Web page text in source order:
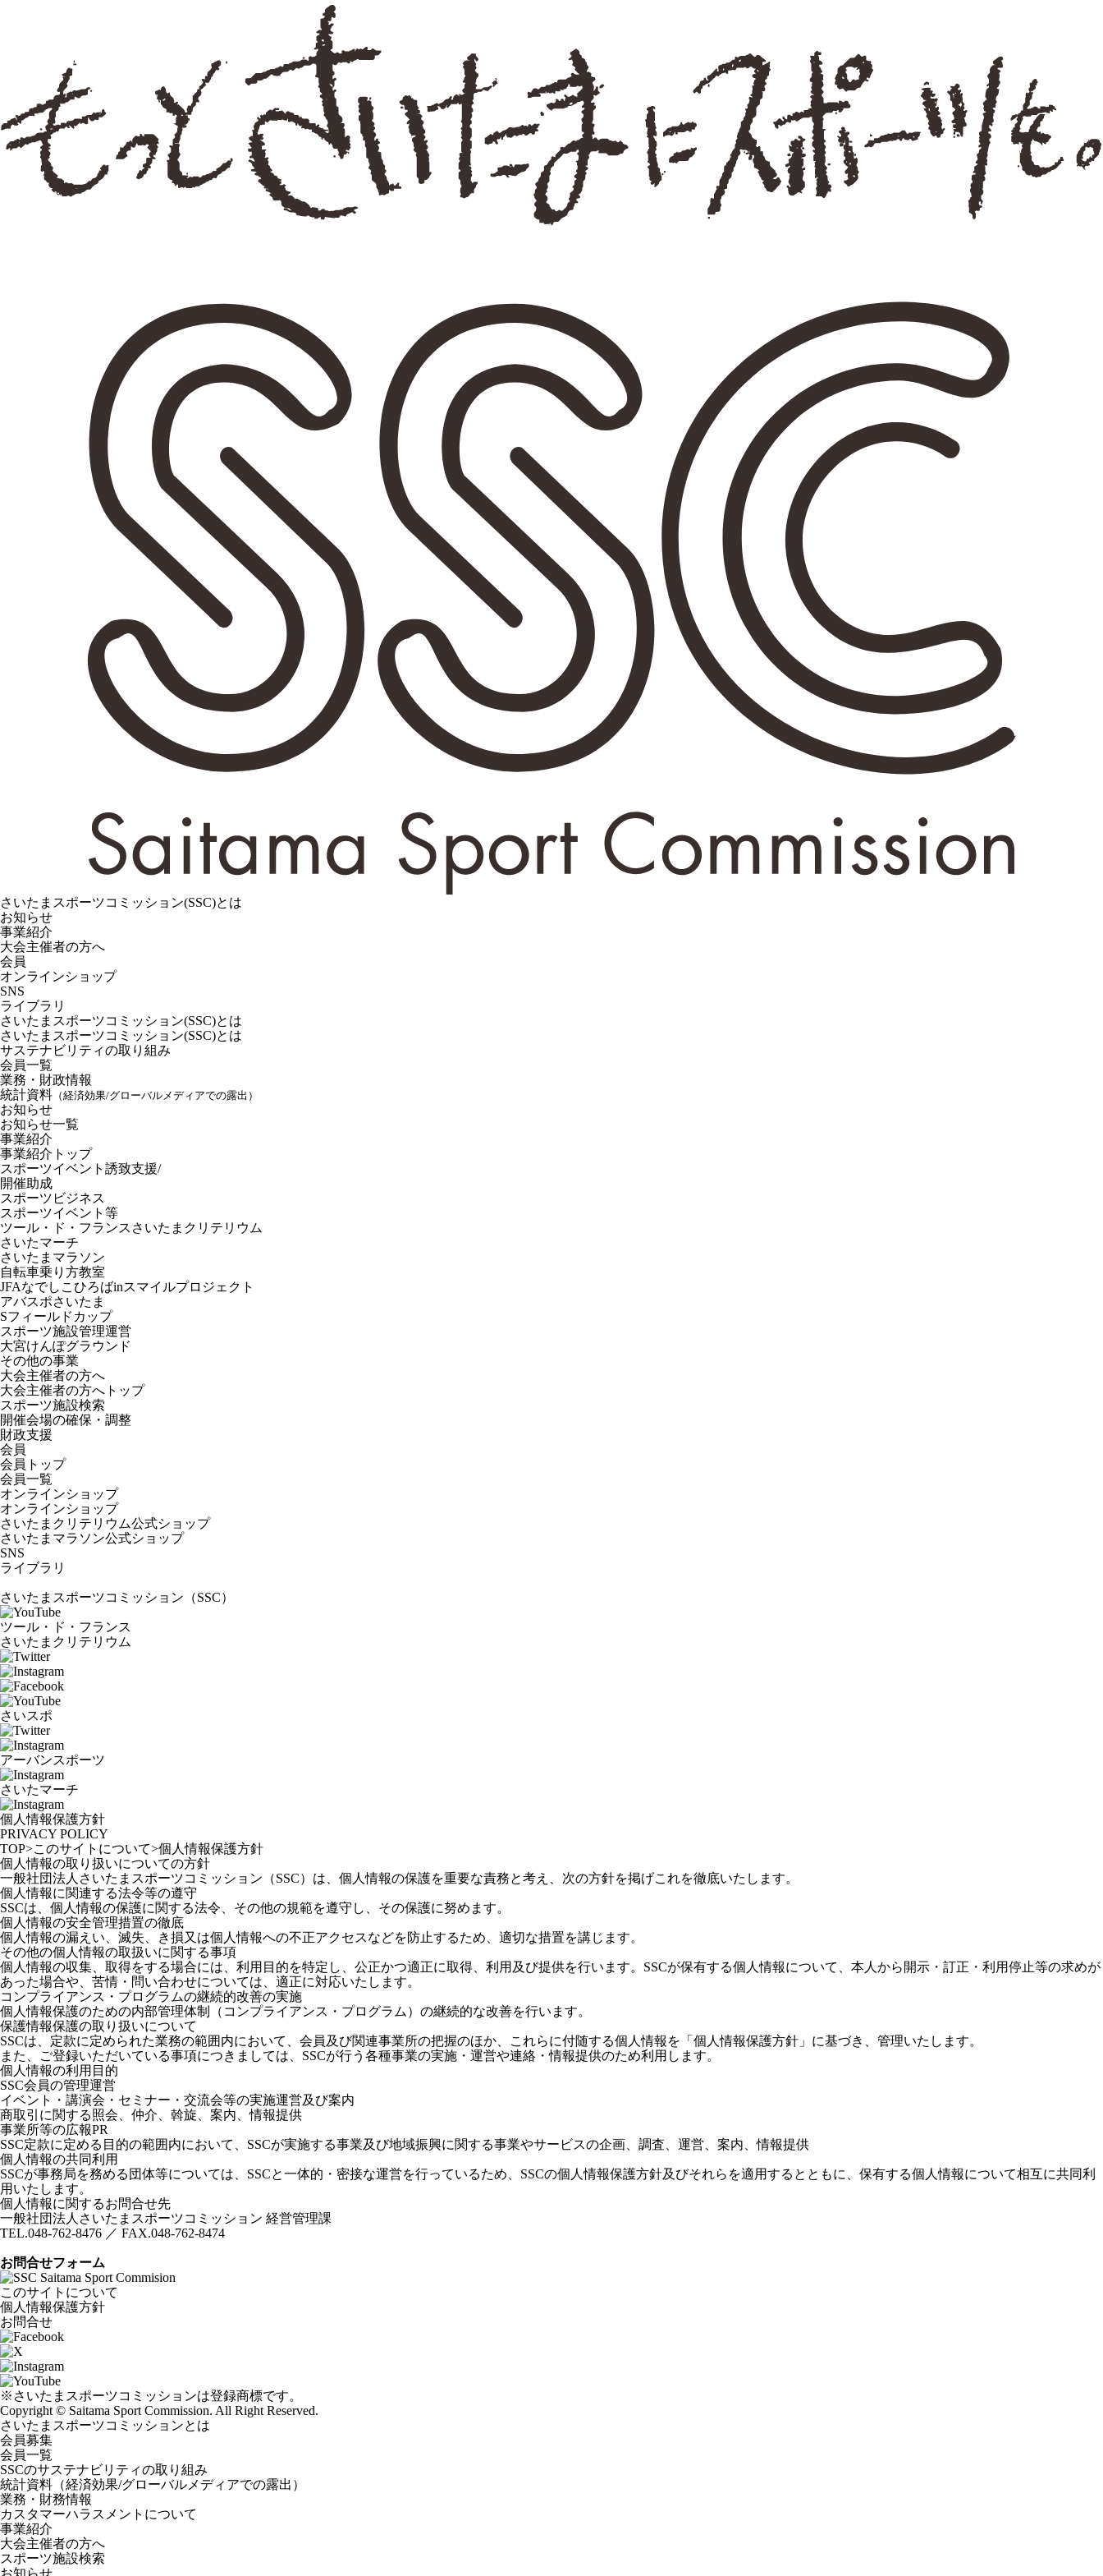
さいたまスポーツコミッション(SSC)とは
お知らせ
事業紹介
大会主催者の方へ
会員
オンラインショップ
SNS
ライブラリ
さいたまスポーツコミッション(SSC)とは
さいたまスポーツコミッション(SSC)とは
サステナビリティの取り組み
会員一覧
業務・財政情報
統計資料 （経済効果/グローバルメディアでの露出）
お知らせ
お知らせ一覧
事業紹介
事業紹介トップ
スポーツイベント誘致支援/
開催助成
スポーツビジネス
スポーツイベント等
ツール・ド・フランスさいたまクリテリウム
さいたマーチ
さいたまマラソン
自転車乗り方教室
JFAなでしこひろばinスマイルプロジェクト
アバスポさいたま
Sフィールドカップ
スポーツ施設管理運営
大宮けんぽグラウンド
その他の事業
大会主催者の方へ
大会主催者の方へトップ
スポーツ施設検索
開催会場の確保・調整
財政支援
会員
会員トップ
会員一覧
オンラインショップ
オンラインショップ
さいたまクリテリウム公式ショップ
さいたまマラソン公式ショップ
SNS
ライブラリ
さいたまスポーツコミッション（SSC）
ツール・ド・フランス
さいたまクリテリウム
さいスポ
アーバンスポーツ
さいたマーチ
個人情報保護方針
PRIVACY POLICY
TOP>このサイトについて>個人情報保護方針
個人情報の取り扱いについての方針
一般社団法人さいたまスポーツコミッション（SSC）は、個人情報の保護を重要な責務と考え、次の方針を掲げこれを徹底いたします。
個人情報に関連する法令等の遵守
SSCは、個人情報の保護に関する法令、その他の規範を遵守し、その保護に努めます。
個人情報の安全管理措置の徹底
個人情報の漏えい、滅失、き損又は個人情報への不正アクセスなどを防止するため、適切な措置を講じます。
その他の個人情報の取扱いに関する事項
個人情報の収集、取得をする場合には、利用目的を特定し、公正かつ適正に取得、利用及び提供を行います。SSCが保有する個人情報について、本人から開示・訂正・利用停止等の求めが
あった場合や、苦情・問い合わせについては、適正に対応いたします。
コンプライアンス・プログラムの継続的改善の実施
個人情報保護のための内部管理体制（コンプライアンス・プログラム）の継続的な改善を行います。
保護情報保護の取り扱いについて
SSCは、定款に定められた業務の範囲内において、会員及び関連事業所の把握のほか、これらに付随する個人情報を「個人情報保護方針」に基づき、管理いたします。
また、ご登録いただいている事項につきましては、SSCが行う各種事業の実施・運営や連絡・情報提供のため利用します。
個人情報の利用目的
SSC会員の管理運営
イベント・講演会・セミナー・交流会等の実施運営及び案内
商取引に関する照会、仲介、斡旋、案内、情報提供
事業所等の広報PR
SSC定款に定める目的の範囲内において、SSCが実施する事業及び地域振興に関する事業やサービスの企画、調査、運営、案内、情報提供
個人情報の共同利用
SSCが事務局を務める団体等については、SSCと一体的・密接な運営を行っているため、SSCの個人情報保護方針及びそれらを適用するとともに、保有する個人情報について相互に共同利
用いたします。
個人情報に関するお問合せ先
一般社団法人さいたまスポーツコミッション 経営管理課
TEL.048-762-8476 ／ FAX.048-762-8474
お問合せフォーム
このサイトについて
個人情報保護方針
お問合せ
※さいたまスポーツコミッションは登録商標です。
Copyright © Saitama Sport Commission. All Right Reserved.
さいたまスポーツコミッションとは
会員募集
会員一覧
SSCのサステナビリティの取り組み
統計資料（経済効果/グローバルメディアでの露出）
業務・財務情報
カスタマーハラスメントについて
事業紹介
大会主催者の方へ
スポーツ施設検索